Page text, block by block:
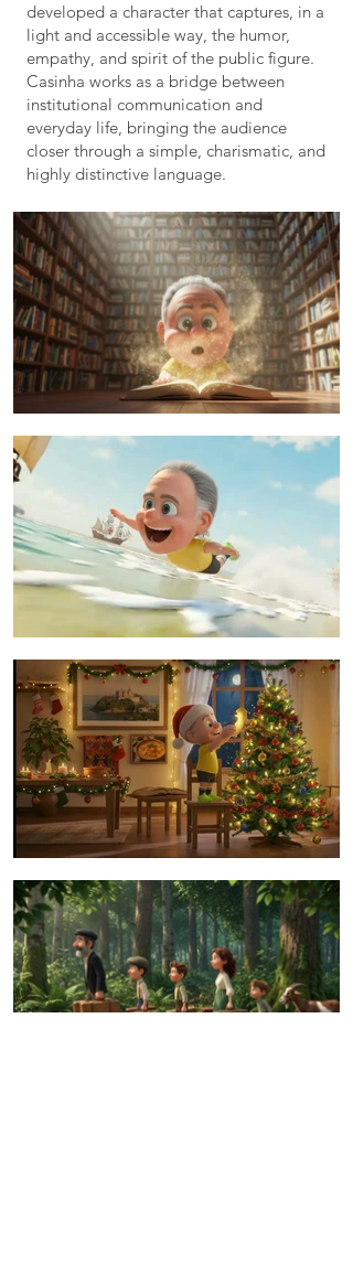
developed a character that captures, in a
light and accessible way, the humor,
empathy, and spirit of the public figure.
Casinha works as a bridge between
institutional communication and
everyday life, bringing the audience
closer through a simple, charismatic, and
highly distinctive language.